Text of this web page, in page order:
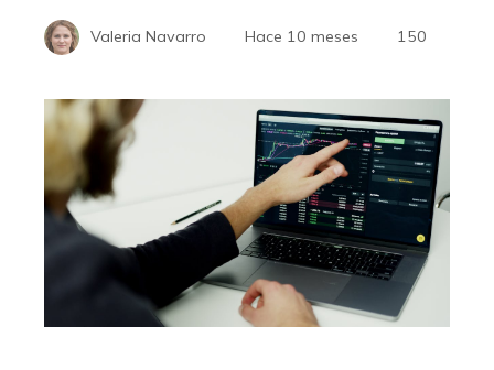
Valeria Navarro Hace 10 meses 150